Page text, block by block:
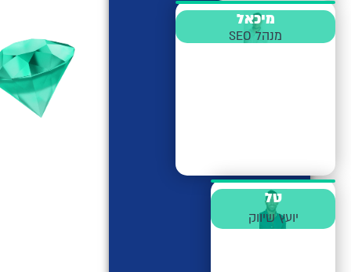
מיכאל
מנהל SEO
טל
יועץ שיווק